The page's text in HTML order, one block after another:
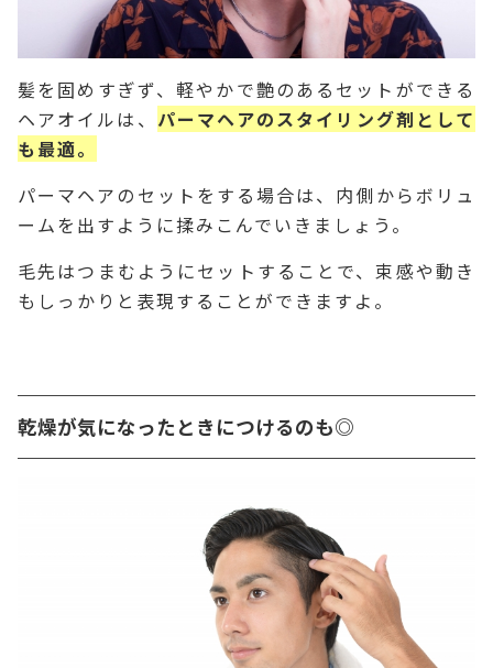
髪を固めすぎず、軽やかで艶のあるセットができる
ヘアオイルは、 パーマヘアのスタイリング剤として
も最適。
パーマヘアのセットをする場合は、内側からボリュ
ームを出すように揉みこんでいきましょう。
毛先はつまむようにセットすることで、束感や動き
もしっかりと表現することができますよ。
乾燥が気になったときにつけるのも◎